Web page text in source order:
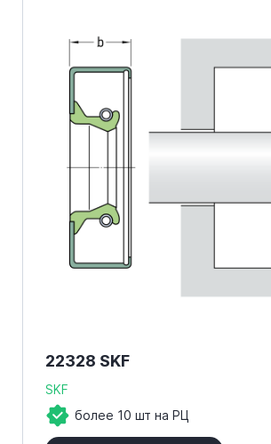
22328 SKF
SKF
более 10 шт на РЦ